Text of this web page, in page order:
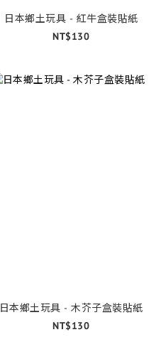
日本鄉土玩具 - 紅牛盒裝貼紙
NT$130
日本鄉土玩具 - 木芥子盒裝貼紙
NT$130